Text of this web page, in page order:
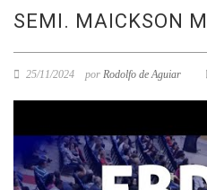
SEMI. MAICKSON
25/11/2024 por Rodolfo de Aguiar